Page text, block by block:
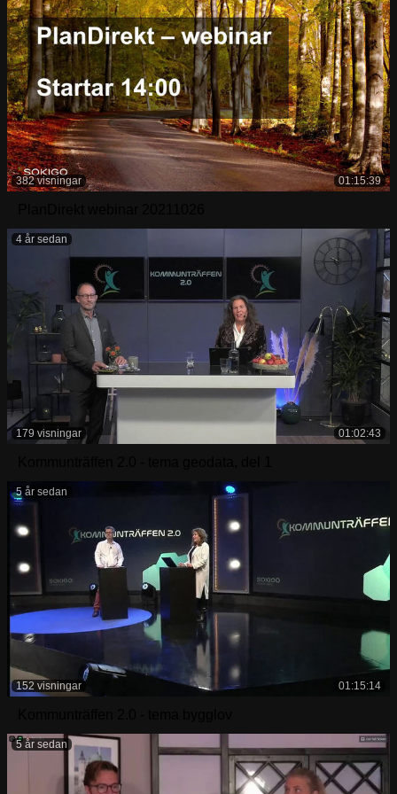
01:15:39
382 visningar
01:02:43
179 visningar
4 år sedan
01:15:14
152 visningar
5 år sedan
5 år sedan